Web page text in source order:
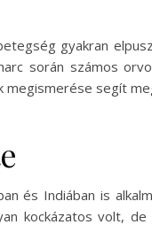
gyakran
során számos
segít
és Indiában is
kockázatos volt,